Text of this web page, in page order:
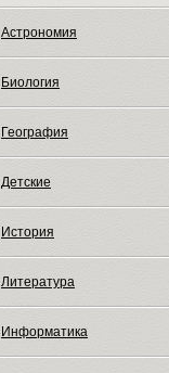
Астрономия
Биология
География
Детские
История
Литература
Информатика